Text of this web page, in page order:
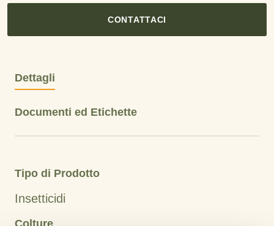
CONTATTACI
Dettagli
Documenti ed Etichette
Tipo di Prodotto
Insetticidi
Colture